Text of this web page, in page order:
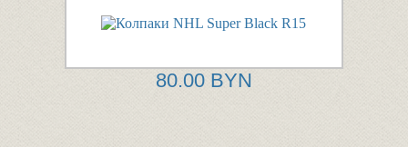
80.00 BYN